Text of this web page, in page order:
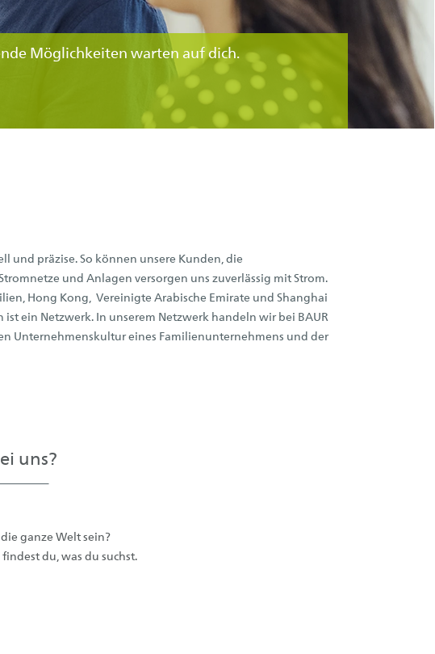
Möglichkeiten warten auf dich.
und präzise. So können unsere Kunden, die
und Anlagen versorgen uns zuverlässig mit Strom.
Hong Kong, Vereinigte Arabische Emirate und Shanghai
ein Netzwerk. In unserem Netzwerk handeln wir bei BAUR
Unternehmenskultur eines Familienunternehmens und der
uns?
ganze Welt sein?
du, was du suchst.